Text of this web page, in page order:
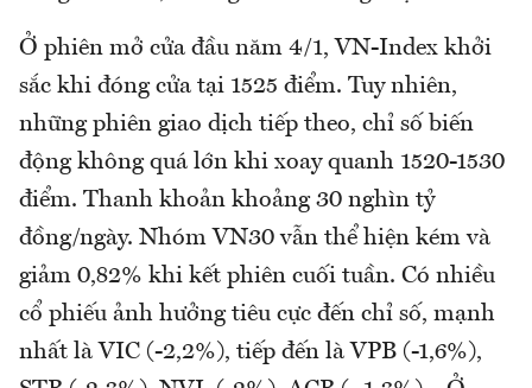
Ở phiên mở cửa đầu năm 4/1, VN-Index khởi
sắc khi đóng cửa tại 1525 điểm. Tuy nhiên,
những phiên giao dịch tiếp theo, chỉ số biến
động không quá lớn khi xoay quanh 1520-1530
điểm. Thanh khoản khoảng 30 nghìn tỷ
đồng/ngày. Nhóm VN30 vẫn thể hiện kém và
giảm 0,82% khi kết phiên cuối tuần. Có nhiều
cổ phiếu ảnh hưởng tiêu cực đến chỉ số, mạnh
nhất là VIC (-2,2%), tiếp đến là VPB (-1,6%),